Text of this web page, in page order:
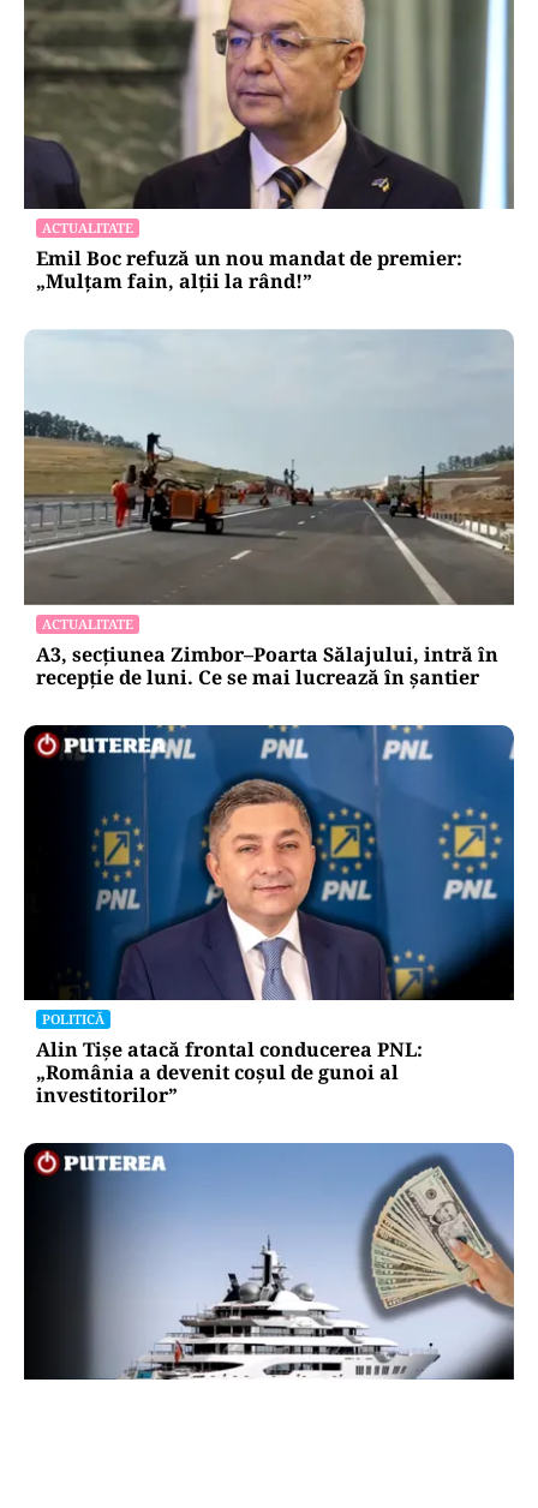
ACTUALITATE
Emil Boc refuză un nou mandat de premier:
„Mulțam fain, alții la rând!”
ACTUALITATE
A3, secțiunea Zimbor–Poarta Sălajului, intră în
recepție de luni. Ce se mai lucrează în șantier
POLITICĂ
Alin Tișe atacă frontal conducerea PNL:
„România a devenit coșul de gunoi al
investitorilor”